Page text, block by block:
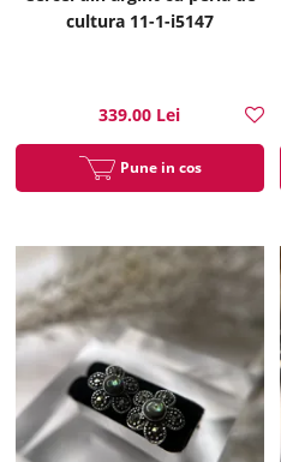
cultura 11-1-i5147
339.00 Lei
Pune in cos